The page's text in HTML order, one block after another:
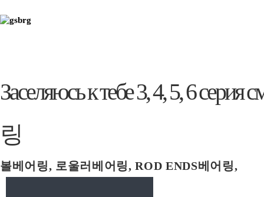
Заселяюсь к тебе 3, 4, 5, 6
링
볼베어링, 로울러베어링, ROD ENDS베어링,